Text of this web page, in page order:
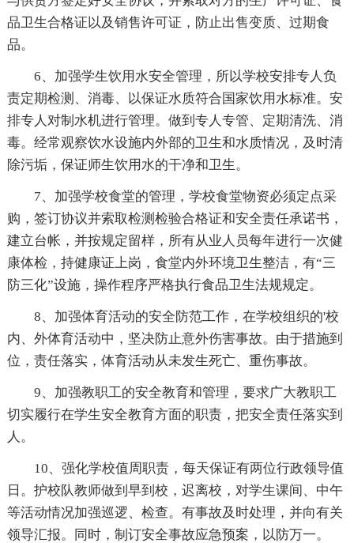
品卫生合格证以及销售许可证，防止出售变质、过期食
品。
6、加强学生饮用水安全管理，所以学校安排专人负
责定期检测、消毒、以保证水质符合国家饮用水标准。安
排专人对制水机进行管理。做到专人专管、定期清洗、消
毒。经常观察饮水设施内外部的卫生和水质情况，及时清
除污垢，保证师生饮用水的干净和卫生。
7、加强学校食堂的管理，学校食堂物资必须定点采
购，签订协议并索取检测检验合格证和安全责任承诺书，
建立台帐，并按规定留样，所有从业人员每年进行一次健
康体检，持健康证上岗，食堂内外环境卫生整洁，有“三
防三化”设施，操作程序严格执行食品卫生法规规定。
8、加强体育活动的安全防范工作，在学校组织的'校
内、外体育活动中，坚决防止意外伤害事故。由于措施到
位，责任落实，体育活动从未发生死亡、重伤事故。
9、加强教职工的安全教育和管理，要求广大教职工
切实履行在学生安全教育方面的职责，把安全责任落实到
人。
10、强化学校值周职责，每天保证有两位行政领导值
日。护校队教师做到早到校，迟离校，对学生课间、中午
等活动情况加强巡逻、检查。有事故及时处理，并向有关
领导汇报。同时，制订安全事故应急预案，以防万一。